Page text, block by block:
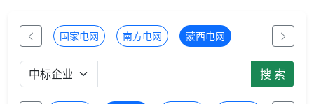
国家电网 南方电网 蒙西电网